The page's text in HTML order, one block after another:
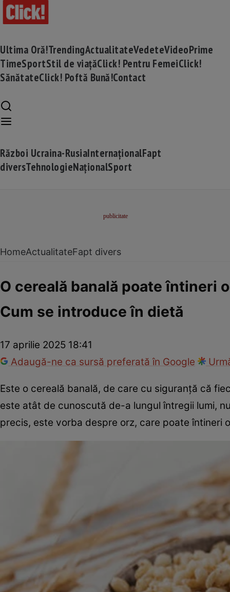
Ultima Oră!TrendingActualitateVedeteVideoPrime
TimeSportStil de viațăClick! Pentru FemeiClick!
SănătateClick! Poftă Bună!Contact
Război Ucraina-RusiaInternaționalFapt
diversTehnologieNaționalSport
HomeActualitateFapt divers
O cereală banală poate întineri
Cum se introduce în dietă
17 aprilie 2025 18:41
Adaugă-ne ca sursă preferată în Google
Este o cereală banală, de care cu siguranță că
este atât de cunoscută de-a lungul întregii lumi,
precis, este vorba despre orz, care poate întineri